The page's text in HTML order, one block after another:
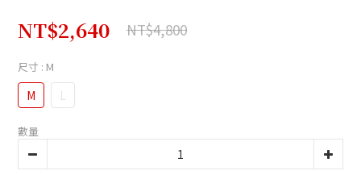
NT$2,640 NT$4,800
尺寸 : M
M L
數量